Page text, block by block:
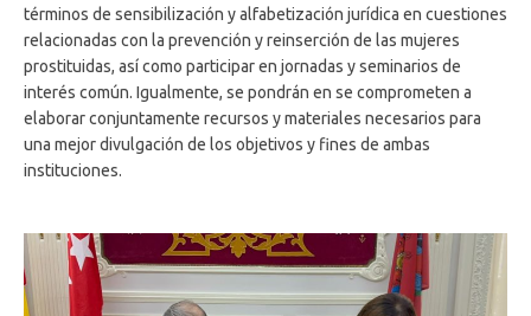
términos de sensibilización y alfabetización jurídica en cuestiones
relacionadas con la prevención y reinserción de las mujeres
prostituidas, así como participar en jornadas y seminarios de
interés común. Igualmente, se pondrán en se comprometen a
elaborar conjuntamente recursos y materiales necesarios para
una mejor divulgación de los objetivos y fines de ambas
instituciones.